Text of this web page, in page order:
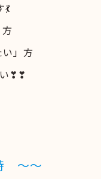
方
い」方
❣❣
～～